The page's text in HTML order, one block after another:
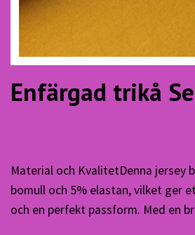
Enfärgad trikå
Material och KvalitetDenna jersey
bomull och 5% elastan, vilket ger
och en perfekt passform. Med en